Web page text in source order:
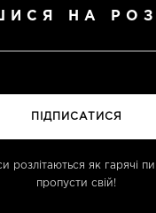
НА
розлітаються як гарячі
пропусти свій!